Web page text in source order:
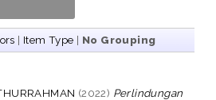
| Item Type | No Grouping
(2022) Perlindungan